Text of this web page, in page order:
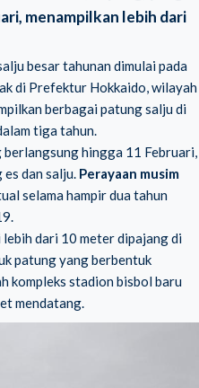
menampilkan lebih dari
besar tahunan dimulai pada
di Prefektur Hokkaido, wilayah
berbagai patung salju di
tiga tahun.
hingga 11 Februari,
dan salju. Perayaan musim
selama hampir dua tahun
dari 10 meter dipajang di
patung yang berbentuk
kompleks stadion bisbol baru
mendatang.